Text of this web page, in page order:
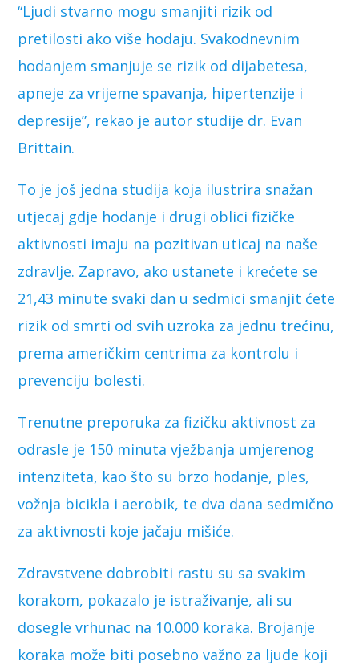
“Ljudi stvarno mogu smanjiti rizik od
pretilosti ako više hodaju. Svakodnevnim
hodanjem smanjuje se rizik od dijabetesa,
apneje za vrijeme spavanja, hipertenzije i
depresije”, rekao je autor studije dr. Evan
Brittain.
To je još jedna studija koja ilustrira snažan
utjecaj gdje hodanje i drugi oblici fizičke
aktivnosti imaju na pozitivan uticaj na naše
zdravlje. Zapravo, ako ustanete i krećete se
21,43 minute svaki dan u sedmici smanjit ćete
rizik od smrti od svih uzroka za jednu trećinu,
prema američkim centrima za kontrolu i
prevenciju bolesti.
Trenutne preporuka za fizičku aktivnost za
odrasle je 150 minuta vježbanja umjerenog
intenziteta, kao što su brzo hodanje, ples,
vožnja bicikla i aerobik, te dva dana sedmično
za aktivnosti koje jačaju mišiće.
Zdravstvene dobrobiti rastu su sa svakim
korakom, pokazalo je istraživanje, ali su
dosegle vrhunac na 10.000 koraka. Brojanje
koraka može biti posebno važno za ljude koji